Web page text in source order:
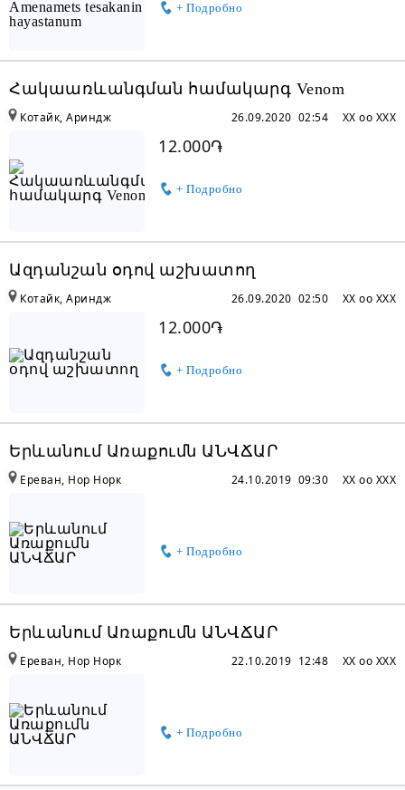
+ Подробно
Հակաառևանգման համակարգ Venom
12.000֏
+ Подробно
XX oo XXX
26.09.2020 02:54
Котайк, Ариндж
Ազդանշան օդով աշխատող
12.000֏
+ Подробно
XX oo XXX
26.09.2020 02:50
Котайк, Ариндж
Երևանում Առաքումն ԱՆՎՃԱՐ
+ Подробно
XX oo XXX
24.10.2019 09:30
Ереван, Нор Норк
Երևանում Առաքումն ԱՆՎՃԱՐ
+ Подробно
XX oo XXX
22.10.2019 12:48
Ереван, Нор Норк